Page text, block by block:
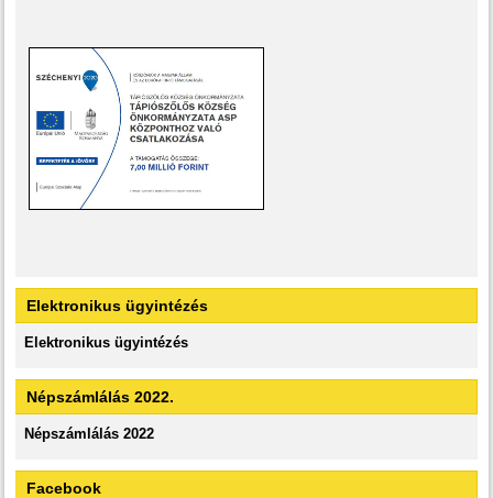
Elektronikus ügyintézés
Elektronikus ügyintézés
Népszámlálás 2022.
Népszámlálás 2022
Facebook